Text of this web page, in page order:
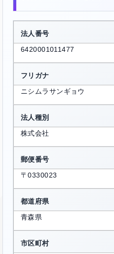
法人番号
6420001011477
フリガナ
ニシムラサンギョウ
法人種別
株式会社
郵便番号
〒0330023
都道府県
青森県
市区町村